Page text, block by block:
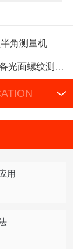
角测量机
螺纹测量机
用